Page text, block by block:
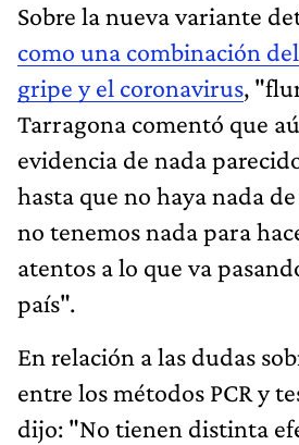
Sobre la nueva variante
como una combinación
gripe y el coronavirus,
Tarragona comentó que
evidencia de nada
hasta que no haya nada
no tenemos nada para
atentos a lo que va
país".
En relación a las dudas
entre los métodos PCR y
dijo: "No tienen distinta